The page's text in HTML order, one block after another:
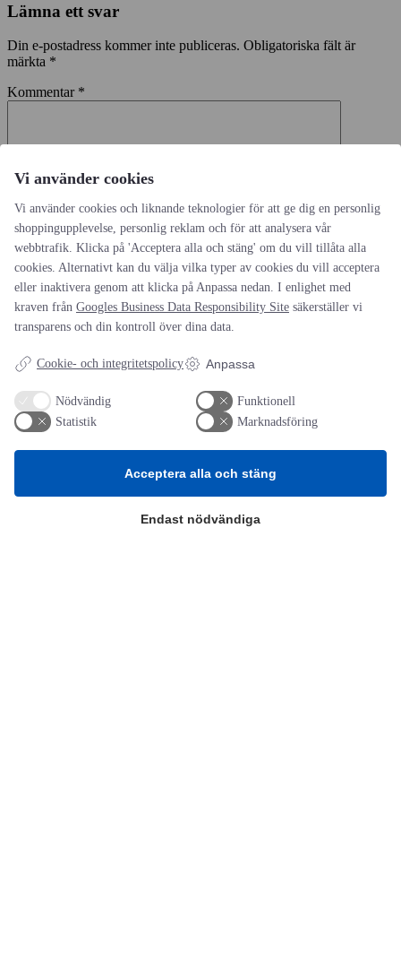
Lämna ett svar
Din e-postadress kommer inte publiceras. Obligatoriska fält är
märkta *
Kommentar *
Namn
E-postadress*
Webbplats
webbläsare till nästa gång jag skriver en kommentar.
AOTI
Vi använder cookies
Vi använder cookies och liknande teknologier för att ge dig en personlig
shoppingupplevelse, personlig reklam och för att analysera vår
webbtrafik. Klicka på 'Acceptera alla och stäng' om du vill tillåta alla
cookies. Alternativt kan du välja vilka typer av cookies du vill acceptera
eller inaktivera genom att klicka på Anpassa nedan. I enlighet med
kraven från Googles Business Data Responsibility Site säkerställer vi
transparens och din kontroll över dina data.
Cookie- och integritetspolicy Anpassa
Nödvändig
Funktionell
Statistik
Marknadsföring
Endast nödvändiga
Acceptera alla och stäng